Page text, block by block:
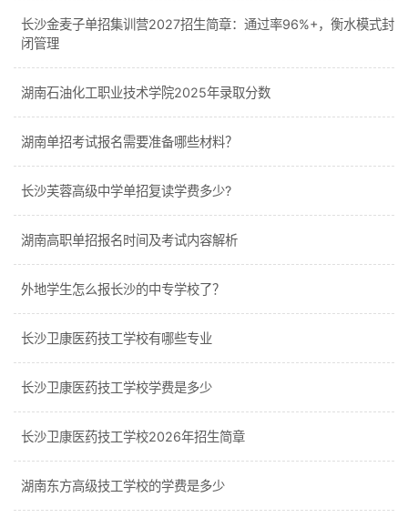
长沙金麦子单招集训营2027招生简章：通过率96%+，衡水模式封
闭管理
湖南石油化工职业技术学院2025年录取分数
湖南单招考试报名需要准备哪些材料？
长沙芙蓉高级中学单招复读学费多少?
湖南高职单招报名时间及考试内容解析
外地学生怎么报长沙的中专学校了？
长沙卫康医药技工学校有哪些专业
长沙卫康医药技工学校学费是多少
长沙卫康医药技工学校2026年招生简章
湖南东方高级技工学校的学费是多少